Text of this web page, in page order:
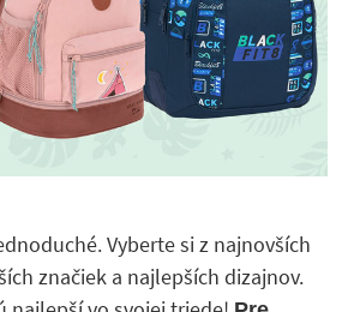
Vyberte si z najnovších
značiek a najlepších dizajnov.